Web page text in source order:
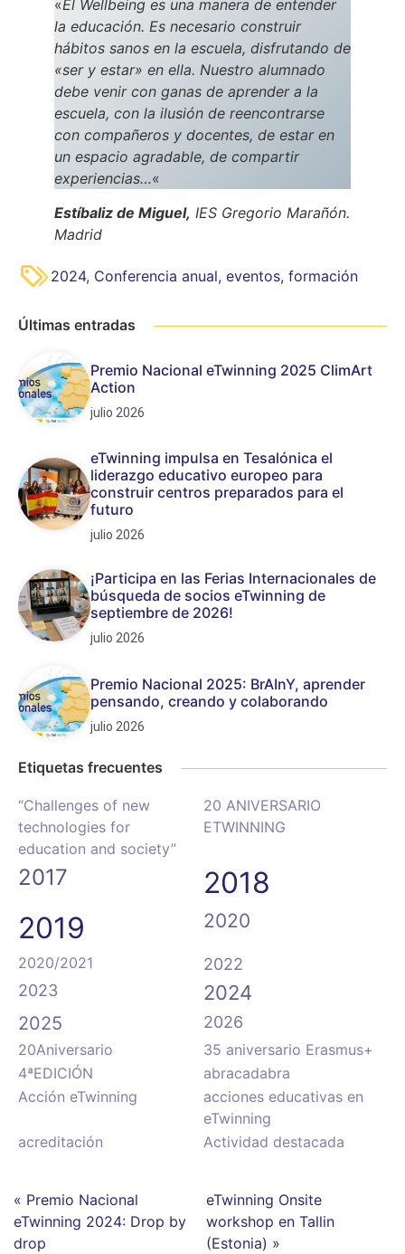
«El Wellbeing es una manera de entender
la educación. Es necesario construir
hábitos sanos en la escuela, disfrutando de
«ser y estar» en ella. Nuestro alumnado
debe venir con ganas de aprender a la
escuela, con la ilusión de reencontrarse
con compañeros y docentes, de estar en
un espacio agradable, de compartir
experiencias…«
Estíbaliz de Miguel, IES Gregorio Marañón.
Madrid
2024, Conferencia anual, eventos, formación
Últimas entradas
Premio Nacional eTwinning 2025 ClimArt
Action
julio 2026
eTwinning impulsa en Tesalónica el
liderazgo educativo europeo para
construir centros preparados para el
futuro
julio 2026
¡Participa en las Ferias Internacionales de
búsqueda de socios eTwinning de
septiembre de 2026!
julio 2026
Premio Nacional 2025: BrAInY, aprender
pensando, creando y colaborando
julio 2026
Etiquetas frecuentes
“Challenges of new
technologies for
education and society”
20 ANIVERSARIO
ETWINNING
2017
2018
2019
2020
2020/2021
2022
2023
2024
2025 2026
20Aniversario
35 aniversario Erasmus+
4ªEDICIÓN
abracadabra
Acción eTwinning
acciones educativas en
eTwinning
acreditación
Actividad destacada
« Premio Nacional
eTwinning 2024: Drop by
drop
eTwinning Onsite
workshop en Tallin
(Estonia) »